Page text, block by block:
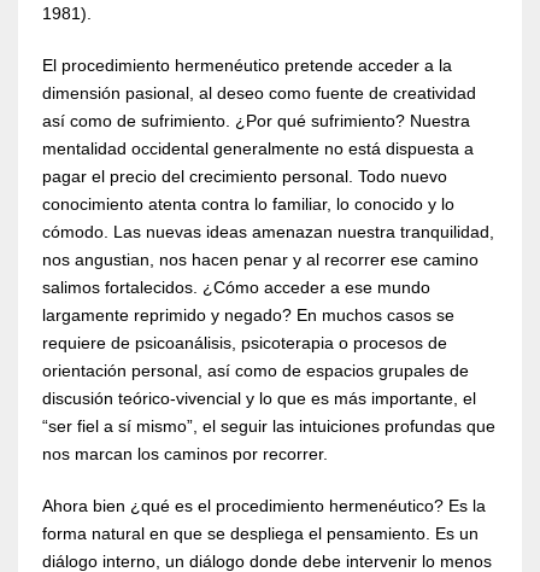
1981).
El procedimiento hermenéutico pretende acceder a la
dimensión pasional, al deseo como fuente de creatividad
así como de sufrimiento. ¿Por qué sufrimiento? Nuestra
mentalidad occidental generalmente no está dispuesta a
pagar el precio del crecimiento personal. Todo nuevo
conocimiento atenta contra lo familiar, lo conocido y lo
cómodo. Las nuevas ideas amenazan nuestra tranquilidad,
nos angustian, nos hacen penar y al recorrer ese camino
salimos fortalecidos. ¿Cómo acceder a ese mundo
largamente reprimido y negado? En muchos casos se
requiere de psicoanálisis, psicoterapia o procesos de
orientación personal, así como de espacios grupales de
discusión teórico-vivencial y lo que es más importante, el
“ser fiel a sí mismo”, el seguir las intuiciones profundas que
nos marcan los caminos por recorrer.
Ahora bien ¿qué es el procedimiento hermenéutico? Es la
forma natural en que se despliega el pensamiento. Es un
diálogo interno, un diálogo donde debe intervenir lo menos